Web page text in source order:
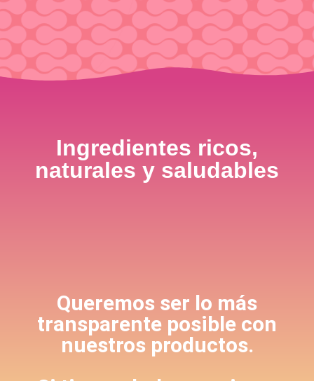
Ingredientes ricos,
naturales y saludables
Queremos ser lo más
transparente posible con
nuestros productos.